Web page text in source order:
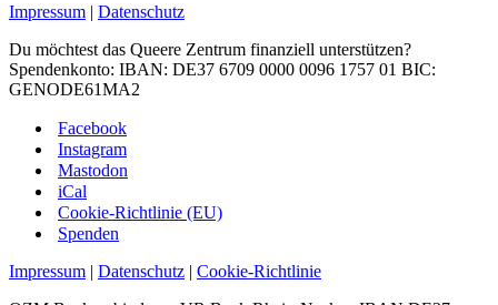
Impressum | Datenschutz
Du möchtest das Queere Zentrum finanziell unterstützen?
Spendenkonto: IBAN: DE37 6709 0000 0096 1757 01 BIC:
GENODE61MA2
Facebook
Instagram
Mastodon
iCal
Cookie-Richtlinie (EU)
Spenden
Impressum | Datenschutz | Cookie-Richtlinie